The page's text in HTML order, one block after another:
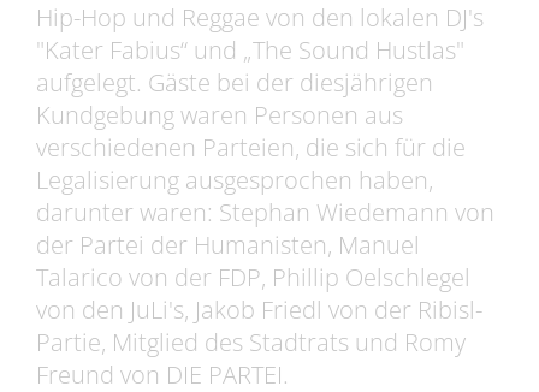
Hip-Hop und Reggae von den lokalen DJ's
"Kater Fabius“ und „The Sound Hustlas"
aufgelegt. Gäste bei der diesjährigen
Kundgebung waren Personen aus
verschiedenen Parteien, die sich für die
Legalisierung ausgesprochen haben,
darunter waren: Stephan Wiedemann von
der Partei der Humanisten, Manuel
Talarico von der FDP, Phillip Oelschlegel
von den JuLi's, Jakob Friedl von der Ribisl-
Partie, Mitglied des Stadtrats und Romy
Freund von DIE PARTEI.